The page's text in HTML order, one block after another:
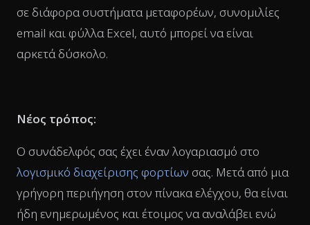
σε διάφορα συστήματα μεταφορέων, συνομιλίες
email και φύλλα Excel, αυτό μπορεί να είναι
αρκετά δύσκολο.
Νέος τρόπος:
Ο συνάδελφός σας έχει έναν λογαριασμό στο
λογισμικό διαχείρισης φορτίων σας. Μετά από μια
γρήγορη περιήγηση στον πίνακα ελέγχου, θα είναι
ήδη ενημερωμένος και έτοιμος να αναλάβει ενώ